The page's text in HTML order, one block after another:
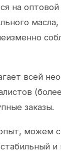
на
всей
заказы.
можем
стабильный